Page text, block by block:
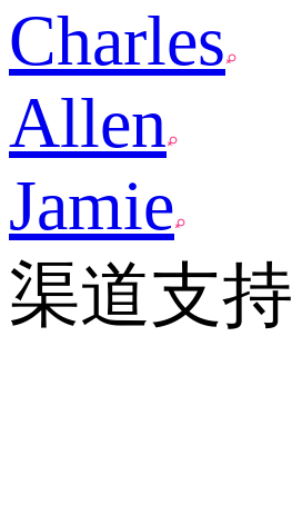
Charles
Allen
Jamie
渠道支持